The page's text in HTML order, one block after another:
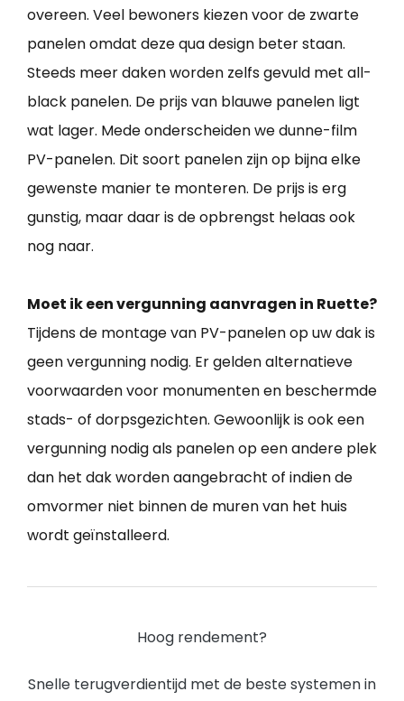
overeen. Veel bewoners kiezen voor de zwarte
panelen omdat deze qua design beter staan.
Steeds meer daken worden zelfs gevuld met all-
black panelen. De prijs van blauwe panelen ligt
wat lager. Mede onderscheiden we dunne-film
PV-panelen. Dit soort panelen zijn op bijna elke
gewenste manier te monteren. De prijs is erg
gunstig, maar daar is de opbrengst helaas ook
nog naar.
Moet ik een vergunning aanvragen in Ruette?
Tijdens de montage van PV-panelen op uw dak is
geen vergunning nodig. Er gelden alternatieve
voorwaarden voor monumenten en beschermde
stads- of dorpsgezichten. Gewoonlijk is ook een
vergunning nodig als panelen op een andere plek
dan het dak worden aangebracht of indien de
omvormer niet binnen de muren van het huis
wordt geïnstalleerd.
Hoog rendement?
Snelle terugverdientijd met de beste systemen in